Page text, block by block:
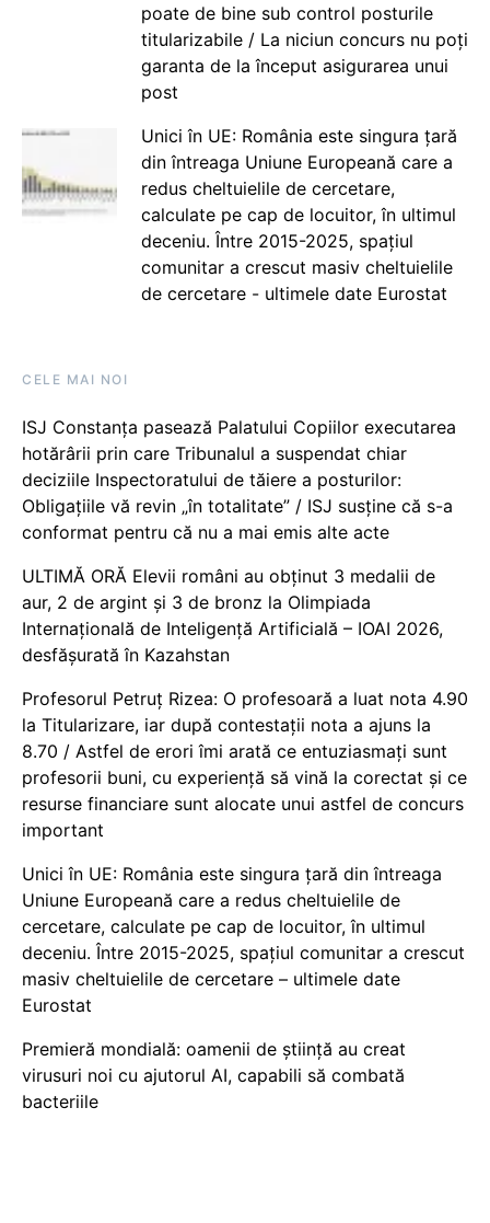
poate de bine sub control posturile
titularizabile / La niciun concurs nu poți
garanta de la început asigurarea unui
post
Unici în UE: România este singura țară
din întreaga Uniune Europeană care a
redus cheltuielile de cercetare,
calculate pe cap de locuitor, în ultimul
deceniu. Între 2015-2025, spațiul
comunitar a crescut masiv cheltuielile
de cercetare - ultimele date Eurostat
CELE MAI NOI
ISJ Constanța pasează Palatului Copiilor executarea
hotărârii prin care Tribunalul a suspendat chiar
deciziile Inspectoratului de tăiere a posturilor:
Obligațiile vă revin „în totalitate” / ISJ susține că s-a
conformat pentru că nu a mai emis alte acte
ULTIMĂ ORĂ Elevii români au obținut 3 medalii de
aur, 2 de argint și 3 de bronz la Olimpiada
Internațională de Inteligență Artificială – IOAI 2026,
desfășurată în Kazahstan
Profesorul Petruț Rizea: O profesoară a luat nota 4.90
la Titularizare, iar după contestații nota a ajuns la
8.70 / Astfel de erori îmi arată ce entuziasmați sunt
profesorii buni, cu experiență să vină la corectat și ce
resurse financiare sunt alocate unui astfel de concurs
important
Unici în UE: România este singura țară din întreaga
Uniune Europeană care a redus cheltuielile de
cercetare, calculate pe cap de locuitor, în ultimul
deceniu. Între 2015-2025, spațiul comunitar a crescut
masiv cheltuielile de cercetare – ultimele date
Eurostat
Premieră mondială: oamenii de știință au creat
virusuri noi cu ajutorul AI, capabili să combată
bacteriile